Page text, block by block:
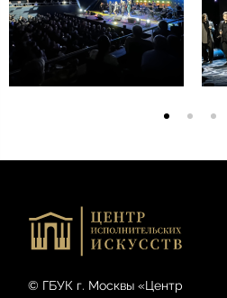
© ГБУК г. Москвы «Центр